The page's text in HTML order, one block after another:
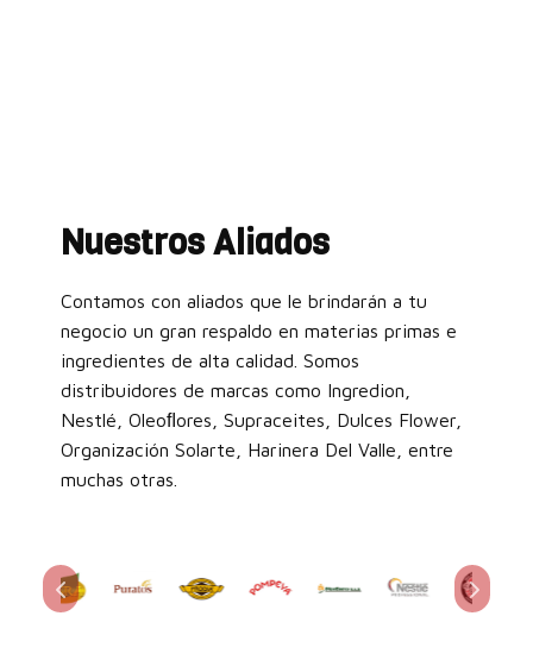
Nuestros Aliados
Contamos con aliados que le brindarán a tu
negocio un gran respaldo en materias primas e
ingredientes de alta calidad. Somos
distribuidores de marcas como Ingredion,
Nestlé, Oleoﬂores, Supraceites, Dulces Flower,
Organización Solarte, Harinera Del Valle, entre
muchas otras.